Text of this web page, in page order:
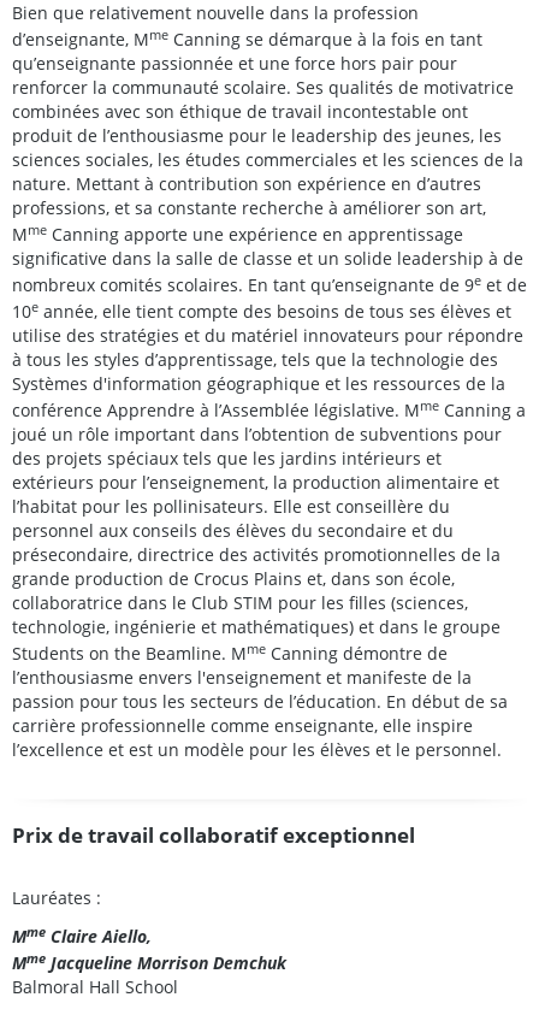
Bien que relativement nouvelle dans la profession
d’enseignante, Mme Canning se démarque à la fois en tant
qu’enseignante passionnée et une force hors pair pour
renforcer la communauté scolaire. Ses qualités de motivatrice
combinées avec son éthique de travail incontestable ont
produit de l’enthousiasme pour le leadership des jeunes, les
sciences sociales, les études commerciales et les sciences de la
nature. Mettant à contribution son expérience en d’autres
professions, et sa constante recherche à améliorer son art,
Mme Canning apporte une expérience en apprentissage
significative dans la salle de classe et un solide leadership à de
nombreux comités scolaires. En tant qu’enseignante de 9e et de
10e année, elle tient compte des besoins de tous ses élèves et
utilise des stratégies et du matériel innovateurs pour répondre
à tous les styles d’apprentissage, tels que la technologie des
Systèmes d'information géographique et les ressources de la
conférence Apprendre à l’Assemblée législative. Mme Canning a
joué un rôle important dans l’obtention de subventions pour
des projets spéciaux tels que les jardins intérieurs et
extérieurs pour l’enseignement, la production alimentaire et
l’habitat pour les pollinisateurs. Elle est conseillère du
personnel aux conseils des élèves du secondaire et du
présecondaire, directrice des activités promotionnelles de la
grande production de Crocus Plains et, dans son école,
collaboratrice dans le Club STIM pour les filles (sciences,
technologie, ingénierie et mathématiques) et dans le groupe
Students on the Beamline. Mme Canning démontre de
l’enthousiasme envers l'enseignement et manifeste de la
passion pour tous les secteurs de l’éducation. En début de sa
carrière professionnelle comme enseignante, elle inspire
l’excellence et est un modèle pour les élèves et le personnel.
Prix de travail collaboratif exceptionnel
Lauréates :
Mme Claire Aiello,
Mme Jacqueline Morrison Demchuk
Balmoral Hall School